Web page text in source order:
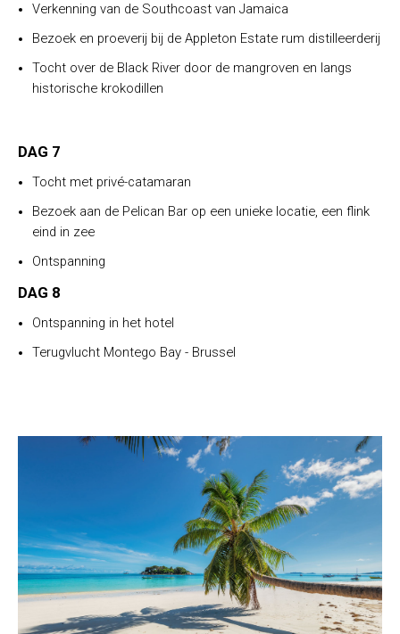
Verkenning van de Southcoast van Jamaica
Bezoek en proeverij bij de Appleton Estate rum distilleerderij
Tocht over de Black River door de mangroven en langs
historische krokodillen
DAG 7
Tocht met privé-catamaran
Bezoek aan de Pelican Bar op een unieke locatie, een flink
eind in zee
Ontspanning
DAG 8
Ontspanning in het hotel
Terugvlucht Montego Bay - Brussel